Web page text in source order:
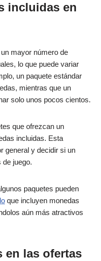
incluidas en
mayor número de
lo que puede variar
un paquete estándar
mientras que un
solo unos pocos cientos.
que ofrezcan un
incluidas. Esta
general y decidir si un
de juego.
paquetes pueden
que incluyen monedas
aún más atractivos
en las ofertas